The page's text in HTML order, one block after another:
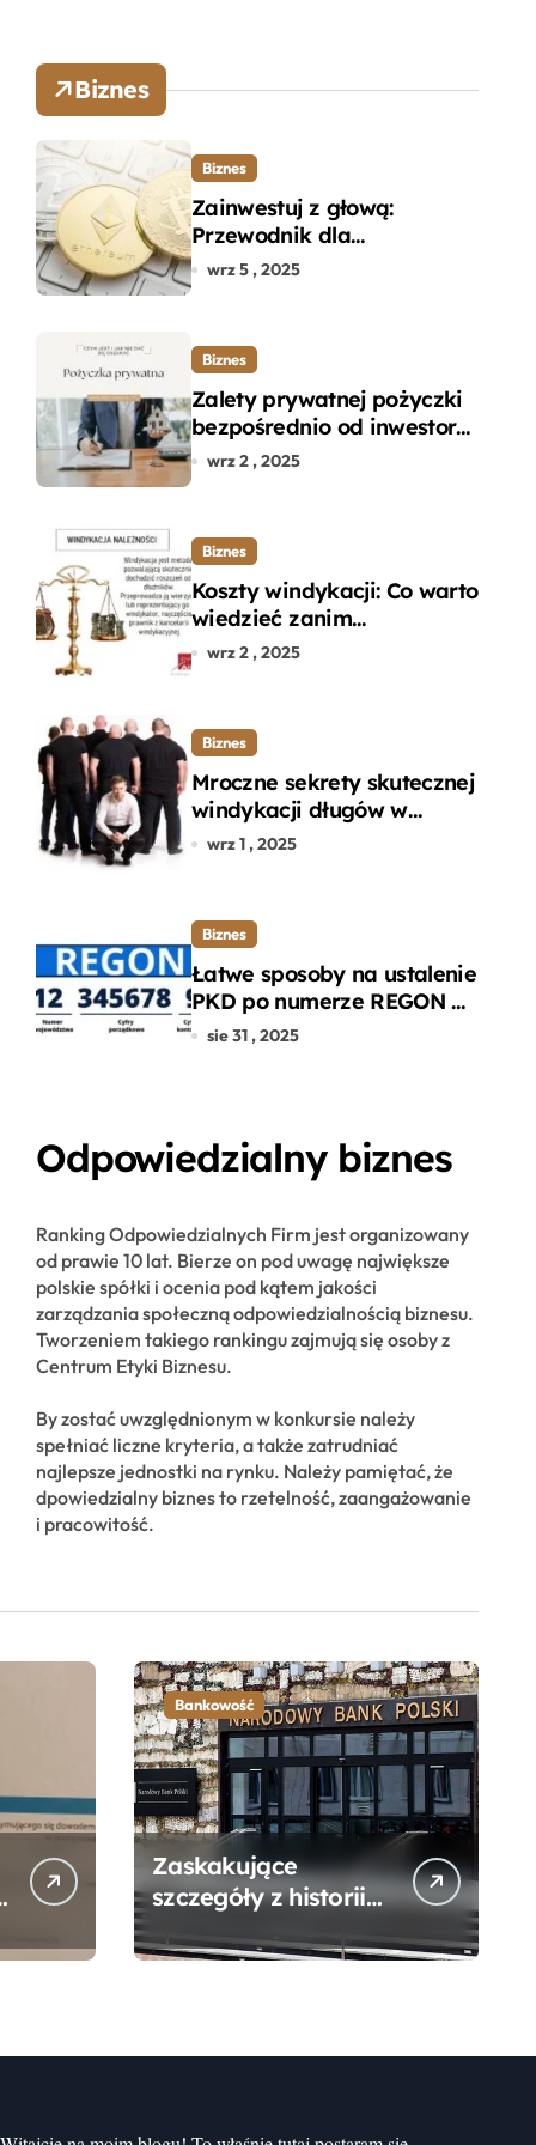
Biznes
Biznes
Zainwestuj z głową:
Przewodnik dla
początkujących w zakupie
wrz 5 , 2025
Biznes
Zalety prywatnej pożyczki
bezpośrednio od inwestora
– dlaczego warto?
wrz 2 , 2025
Biznes
Koszty windykacji: Co warto
wiedzieć zanim
zdecydujesz się na
wrz 2 , 2025
Biznes
Mroczne sekrety skutecznej
windykacji długów w
departamencie windykacji
wrz 1 , 2025
Biznes
Łatwe sposoby na ustalenie
PKD po numerze REGON w
kilku prostych krokach
sie 31 , 2025
Odpowiedzialny biznes
Ranking Odpowiedzialnych Firm jest organizowany
od prawie 10 lat. Bierze on pod uwagę największe
polskie spółki i ocenia pod kątem jakości
zarządzania społeczną odpowiedzialnością biznesu.
Tworzeniem takiego rankingu zajmują się osoby z
Centrum Etyki Biznesu.
By zostać uwzględnionym w konkursie należy
spełniać liczne kryteria, a także zatrudniać
najlepsze jednostki na rynku. Należy pamiętać, że
dpowiedzialny biznes to rzetelność, zaangażowanie
i pracowitość.
Bankowość
Zaskakujące
szczegóły z historii
Narodowego Banku